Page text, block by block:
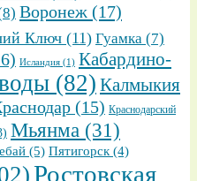
Воронеж (17)
Ключ (11) Гуамка (7)
Исландия (1) Кабардино-
(82) Калмыкия
(15) Краснодарский
Мьянма (31)
(5) Пятигорск (4)
Ростовская